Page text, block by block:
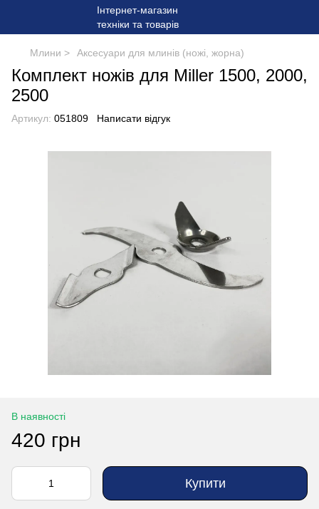
Млини > Аксесуари для млинів (ножі, жорна)
Комплект ножів для Miller 1500, 2000,
2500
Артикул: 051809 Написати відгук
В наявності
420 грн
Купити